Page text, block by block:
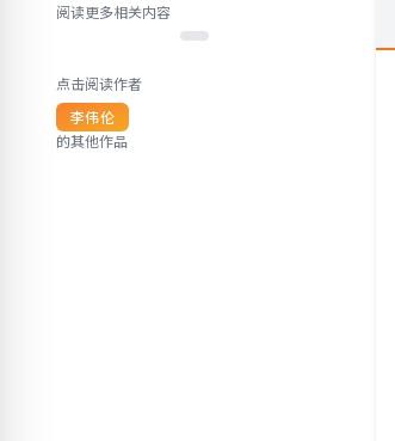
阅读更多相关内容
点击阅读作者
李伟伦
的其他作品